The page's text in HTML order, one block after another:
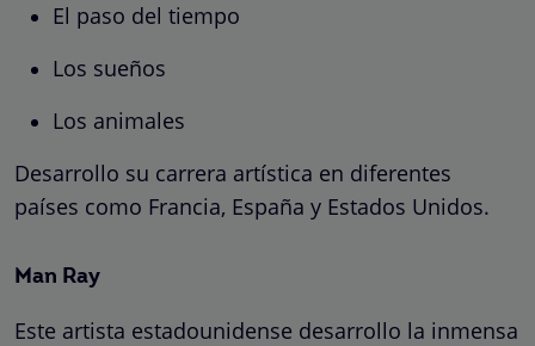
El paso del tiempo
Los sueños
Los animales
Desarrollo su carrera artística en diferentes
países como Francia, España y Estados Unidos.
Man Ray
Este artista estadounidense desarrollo la inmensa